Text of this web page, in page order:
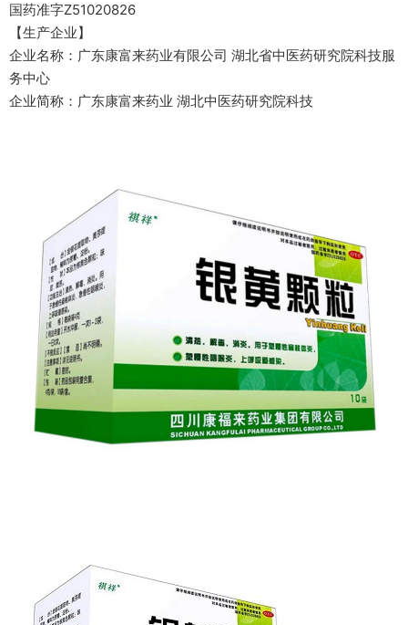
国药准字Z51020826
【生产企业】
企业名称：广东康富来药业有限公司 湖北省中医药研究院科技服
务中心
企业简称：广东康富来药业 湖北中医药研究院科技